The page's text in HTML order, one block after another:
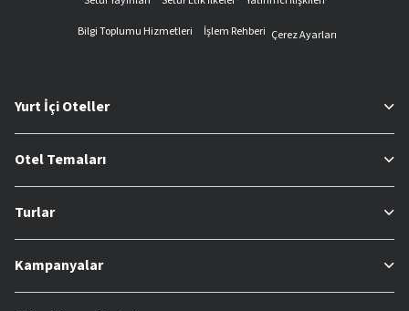
Bilgi Toplumu Hizmetleri
İşlem Rehberi Çerez Ayarları
Yurt İçi Oteller
Otel Temaları
Turlar
Kampanyalar